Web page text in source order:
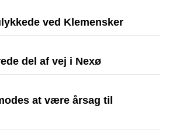
ved Klemensker
del af vej i Nexø
at være årsag til